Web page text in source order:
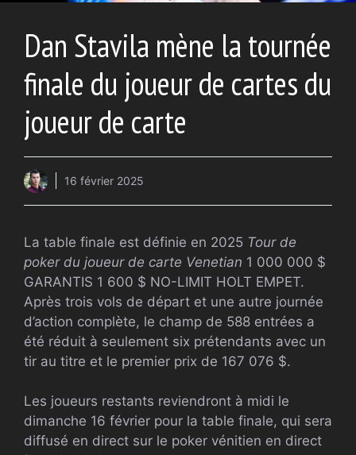
Dan Stavila mène la tournée
finale du joueur de cartes du
joueur de carte
16 février 2025
La table finale est définie en 2025 Tour de
poker du joueur de carte Venetian 1 000 000 $
GARANTIS 1 600 $ NO-LIMIT HOLT EMPET.
Après trois vols de départ et une autre journée
d’action complète, le champ de 588 entrées a
été réduit à seulement six prétendants avec un
tir au titre et le premier prix de 167 076 $.
Les joueurs restants reviendront à midi le
dimanche 16 février pour la table finale, qui sera
diffusé en direct sur le poker vénitien en direct